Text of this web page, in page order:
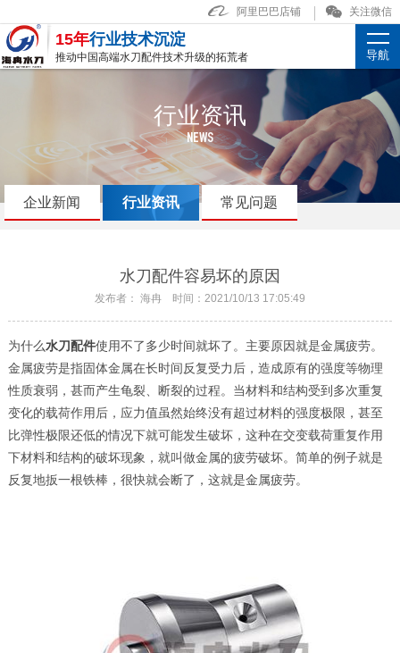
阿里巴巴店铺 关注微信
15年行业技术沉淀
推动中国高端水刀配件技术升级的拓荒者 导航
行业资讯
NEWS
企业新闻 行业资讯 常见问题
水刀配件容易坏的原因
发布者： 海冉 时间：2021/10/13 17:05:49
为什么水刀配件使用不了多少时间就坏了。主要原因就是金属疲劳。
金属疲劳是指固体金属在长时间反复受力后，造成原有的强度等物理
性质衰弱，甚而产生龟裂、断裂的过程。当材料和结构受到多次重复
变化的载荷作用后，应力值虽然始终没有超过材料的强度极限，甚至
比弹性极限还低的情况下就可能发生破坏，这种在交变载荷重复作用
下材料和结构的破坏现象，就叫做金属的疲劳破坏。简单的例子就是
反复地扳一根铁棒，很快就会断了，这就是金属疲劳。